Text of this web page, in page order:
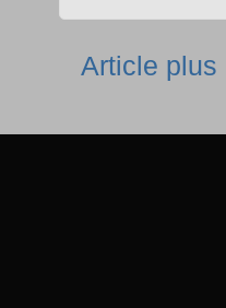
Article plus